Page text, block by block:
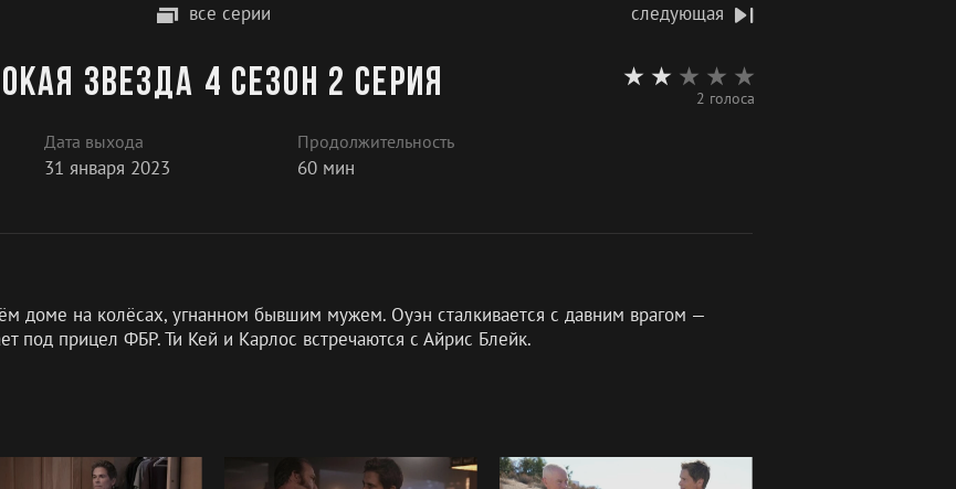
все серии следующая
2 голоса
звезда 4 сезон 2 серия
Дата выхода
31 января 2023
Продолжительность
60 мин
доме на колёсах, угнанном бывшим мужем. Оуэн сталкивается с давним врагом —
под прицел ФБР. Ти Кей и Карлос встречаются с Айрис Блейк.